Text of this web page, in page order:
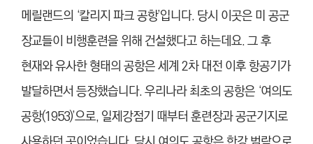
메릴랜드의 ‘칼리지 파크 공항’입니다. 당시 이곳은 미 공군
장교들이 비행훈련을 위해 건설했다고 하는데요. 그 후
현재와 유사한 형태의 공항은 세계 2차 대전 이후 항공기가
발달하면서 등장했습니다. 우리나라 최초의 공항은 ‘여의도
공항(1953)’으로, 일제강점기 때부터 훈련장과 공군기지로